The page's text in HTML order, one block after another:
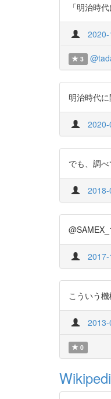
「明治時
3
明治時代
でも、調
こういう
0